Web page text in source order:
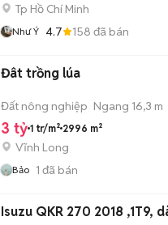
Tp Hồ Chí Minh
Như Ý 4.7 158 đã bán
Đât trồng lúa
Đất nông nghiệp Ngang 16,3 m
3 tỷ 1 tr/m² 2996 m²
Vĩnh Long
Bảo 1 đã bán
Isuzu QKR 270 2018 ,1T9,